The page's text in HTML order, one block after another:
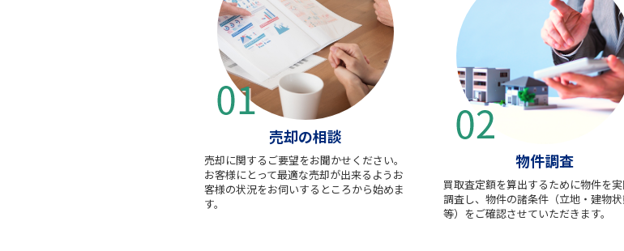
売却の相談
売却に関するご要望をお聞かせください。
お客様にとって最適な売却が出来るようお
客様の状況をお伺いするところから始めま
す。
物件調査
買取査定額を算出するために物件を
調査し、物件の諸条件（立地・建物
等）をご確認させていただきます。